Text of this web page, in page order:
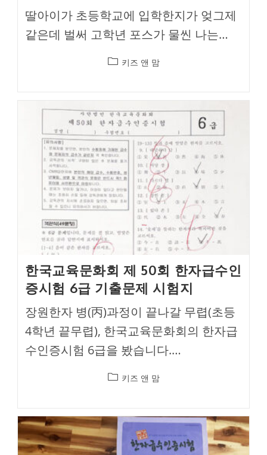
딸아이가 초등학교에 입학한지가 엊그제
같은데 벌써 고학년 포스가 물씬 나는…
Post키즈 앤 맘
한국교육문화회 제 50회 한자급수인
증시험 6급 기출문제 시험지
장원한자 병(丙)과정이 끝나갈 무렵(초등
4학년 끝무렵), 한국교육문화회의 한자급
수인증시험 6급을 봤습니다.…
Post키즈 앤 맘